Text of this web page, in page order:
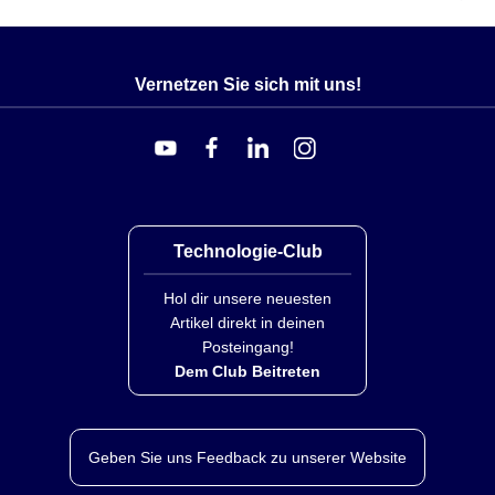
Vernetzen Sie sich mit uns!
Technologie-Club
Hol dir unsere neuesten
Artikel direkt in deinen
Posteingang!
Dem Club Beitreten
Geben Sie uns Feedback zu unserer Website